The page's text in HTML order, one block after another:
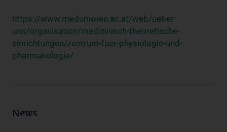
https://www.meduniwien.ac.at/web/ueber-
uns/organisation/medizinisch-theoretische-
einrichtungen/zentrum-fuer-physiologie-und-
pharmakologie/
News